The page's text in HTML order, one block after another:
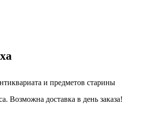
и предметов старины
Возможна доставка в день заказа!